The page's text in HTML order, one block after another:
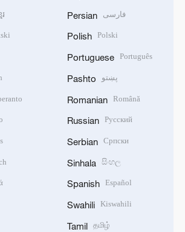
រ Persian فارسی
Polish Polski
Portuguese Português
Pashto پښتو
Romanian Română
Russian Русский
Serbian Српски
Sinhala සිංහල
Spanish Español
Swahili Kiswahili
Tamil தமிழ்